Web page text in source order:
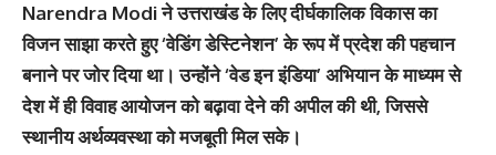
Narendra Modi ने उत्तराखंड के लिए दीर्घकालिक विकास का
विजन साझा करते हुए ‘वेडिंग डेस्टिनेशन’ के रूप में प्रदेश की पहचान
बनाने पर जोर दिया था। उन्होंने ‘वेड इन इंडिया’ अभियान के माध्यम से
देश में ही विवाह आयोजन को बढ़ावा देने की अपील की थी, जिससे
स्थानीय अर्थव्यवस्था को मजबूती मिल सके।